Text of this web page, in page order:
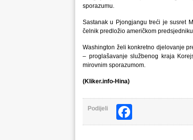
sporazumu.
Sastanak u Pjongjangu treći je susret
čelnik predložio američkom
Washington želi konkretno djelovanje
– proglašavanje službenog kraja
mirovnim sporazumom.
(Kliker.info-Hina)
Podijeli